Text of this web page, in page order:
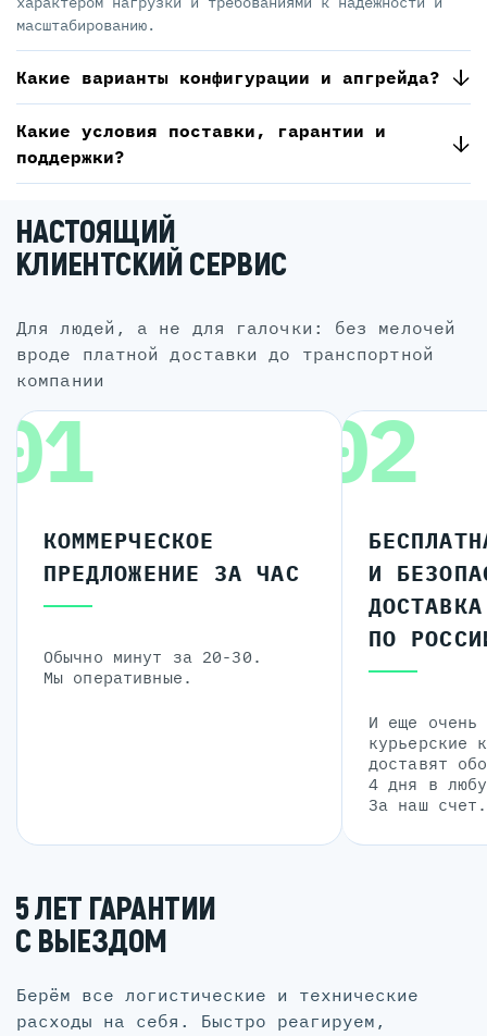
масштабированию.
Какие варианты конфигурации и апгрейда?
Какие условия поставки, гарантии и
поддержки?
НАСТОЯЩИЙ
КЛИЕНТСКИЙ СЕРВИС
для людей, а не для галочки: без мелочей
вроде платной доставки до транспортной
компании
КОММЕРЧЕСКОЕ
ПРЕДЛОЖЕНИЕ ЗА ЧАС
Обычно минут за 20-30.
Мы оперативные.
02
И
ДОСТАВКА
ПО
И еще очень
курьерские
доставят
4 дня в
За наш счет.
5 ЛЕТ ГАРАНТИИ
С ВЫЕЗДОМ
Берём все логистические и технические
расходы на себя. Быстро реагируем,